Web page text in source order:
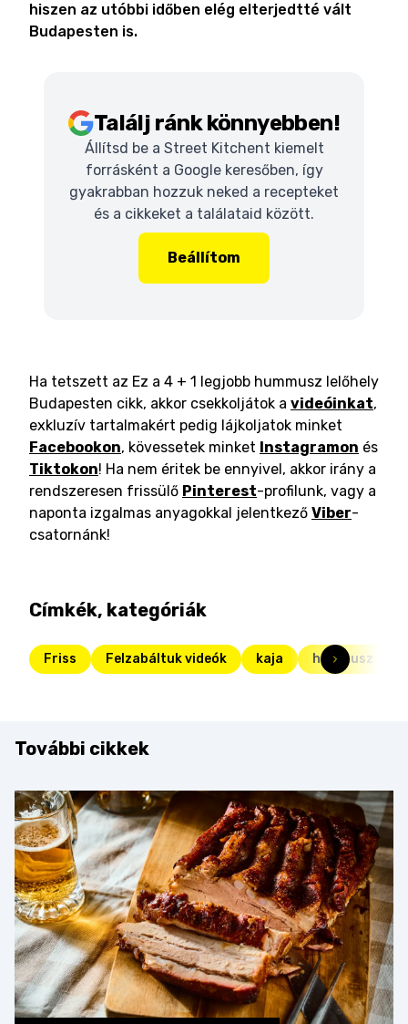
hiszen az utóbbi időben elég elterjedtté vált
Budapesten is.
Találj ránk könnyebben!
Állítsd be a Street Kitchent kiemelt
forrásként a Google keresőben, így
gyakrabban hozzuk neked a recepteket
és a cikkeket a találataid között.
Beállítom
Ha tetszett az Ez a 4 + 1 legjobb hummusz lelőhely
Budapesten cikk, akkor csekkoljátok a videóinkat,
exkluzív tartalmakért pedig lájkoljatok minket
Facebookon, kövessetek minket Instagramon és
Tiktokon! Ha nem éritek be ennyivel, akkor irány a
rendszeresen frissülő Pinterest-profilunk, vagy a
naponta izgalmas anyagokkal jelentkező Viber-
csatornánk!
Címkék, kategóriák
Friss Felzabáltuk videók kaja hummusz
További cikkek